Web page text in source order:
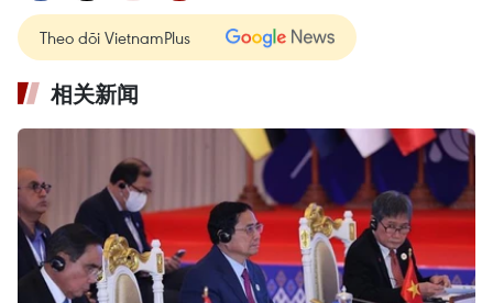
Theo dõi VietnamPlus
相关新闻